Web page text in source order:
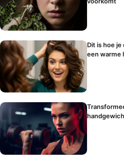
Dit is hoe
een warme